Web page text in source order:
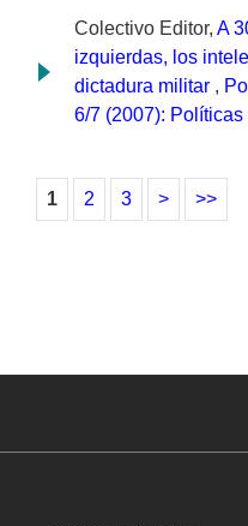
Colectivo Editor, A
izquierdas, los
dictadura militar ,
6/7 (2007):
1 2 3 > >>